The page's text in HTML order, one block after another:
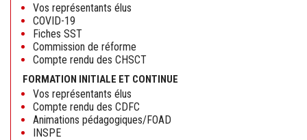
Vos représentants élus
COVID-19
Fiches SST
Commission de réforme
Compte rendu des CHSCT
FORMATION INITIALE ET CONTINUE
Vos représentants élus
Compte rendu des CDFC
Animations pédagogiques/FOAD
INSPE